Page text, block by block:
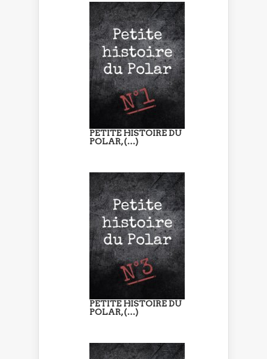
PETITE HISTOIRE DU
POLAR, (…)
PETITE HISTOIRE DU
POLAR, (…)